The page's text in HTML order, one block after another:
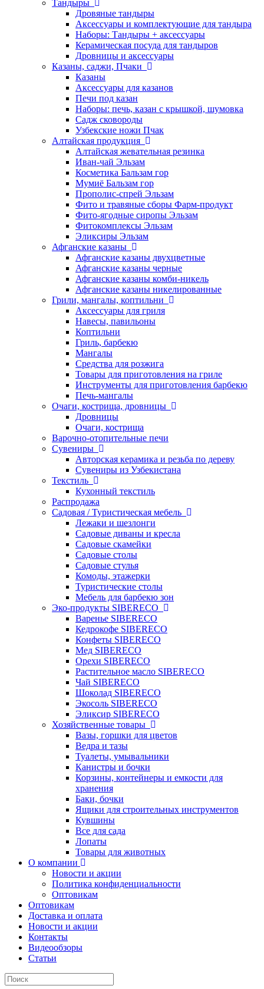
Тандыры
Дровяные тандыры
Аксессуары и комплектующие для тандыра
Наборы: Тандыры + аксессуары
Керамическая посуда для тандыров
Дровницы и аксессуары
Казаны, саджи, Пчаки
Казаны
Аксессуары для казанов
Печи под казан
Наборы: печь, казан с крышкой, шумовка
Садж сковороды
Узбекские ножи Пчак
Алтайская продукция
Алтайская жевательная резинка
Иван-чай Эльзам
Косметика Бальзам гор
Мумиё Бальзам гор
Прополис-спрей Эльзам
Фито и травяные сборы Фарм-продукт
Фито-ягодные сиропы Эльзам
Фитокомплексы Эльзам
Эликсиры Эльзам
Афганские казаны
Афганские казаны двухцветные
Афганские казаны черные
Афганские казаны комби-никель
Афганские казаны никелированные
Грили, мангалы, коптильни
Аксессуары для гриля
Навесы, павильоны
Коптильни
Гриль, барбекю
Мангалы
Средства для розжига
Товары для приготовления на гриле
Инструменты для приготовления барбекю
Печь-мангалы
Очаги, кострища, дровницы
Дровницы
Очаги, кострища
Варочно-отопительные печи
Сувениры
Авторская керамика и резьба по дереву
Сувениры из Узбекистана
Текстиль
Кухонный текстиль
Распродажа
Садовая / Туристическая мебель
Лежаки и шезлонги
Садовые диваны и кресла
Садовые скамейки
Садовые столы
Садовые стулья
Комоды, этажерки
Туристические столы
Мебель для барбекю зон
Эко-продукты SIBERECO
Варенье SIBERECO
Кедрокофе SIBERECO
Конфеты SIBERECO
Мед SIBERECO
Орехи SIBERECO
Растительное масло SIBERECO
Чай SIBERECO
Шоколад SIBERECO
Экосоль SIBERECO
Эликсир SIBERECO
Хозяйственные товары
Вазы, горшки для цветов
Ведра и тазы
Туалеты, умывальники
Канистры и бочки
Корзины, контейнеры и емкости для
хранения
Баки, бочки
Ящики для строительных инструментов
Кувшины
Все для сада
Лопаты
Товары для животных
О компании
Новости и акции
Политика конфиденциальности
Оптовикам
Оптовикам
Доставка и оплата
Новости и акции
Контакты
Видеообзоры
Статьи